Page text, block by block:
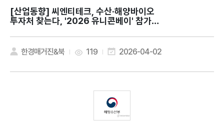
[산업동향]
투자처 찾는다, '2026 유니콘베이' 참가기
한경매거진&북 119 2026-04-02